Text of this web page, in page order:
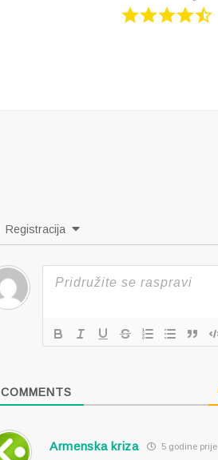
Registracija
COMMENTS
Armenska kriza 5 godine prije